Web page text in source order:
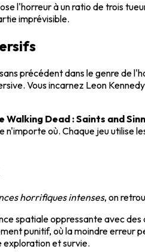
l'horreur à un ratio de trois
imprévisible.
précédent dans le genre de
Vous incarnez Leon
Walking Dead : Saints and
où. Chaque jeu
horrifiques intenses, on
spatiale oppressante avec
punitif, où la moindre erreur
exploration et survie.